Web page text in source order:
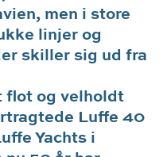
men i store
linjer og
skiller sig ud fra
flot og velholdt
Luffe 40
Yachts i